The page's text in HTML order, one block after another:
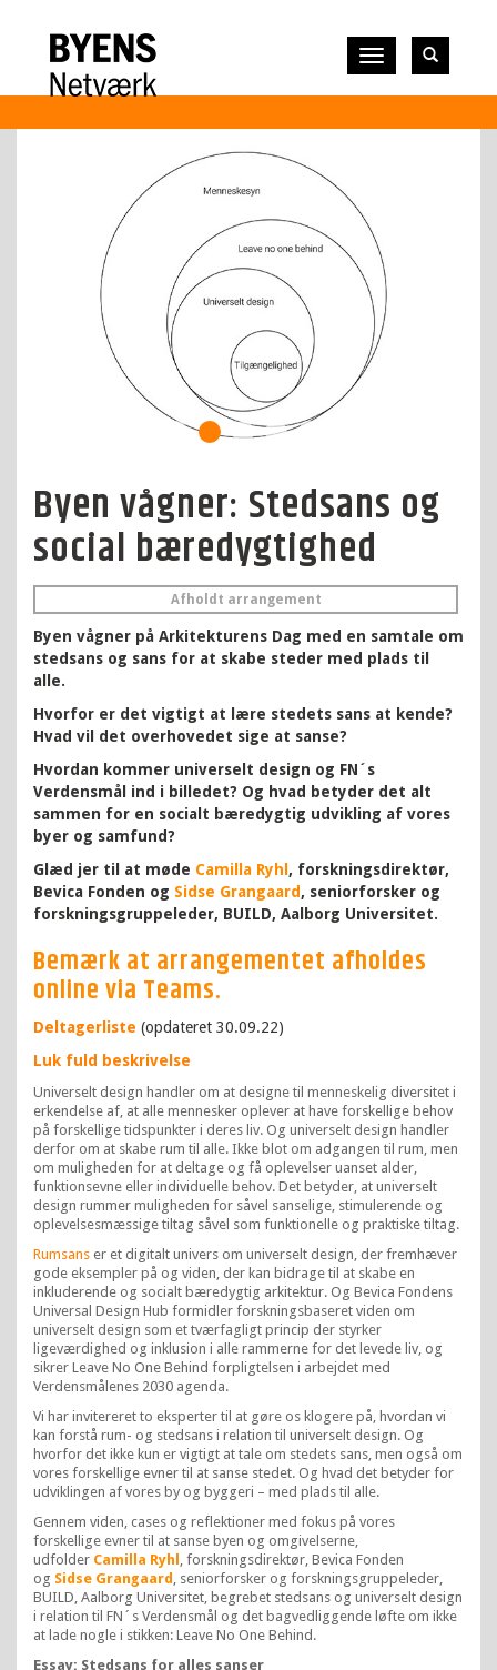
Vis
navigation
Byen vågner: Stedsans og
social bæredygtighed
Afholdt arrangement
Byen vågner på Arkitekturens Dag med en samtale om
stedsans og sans for at skabe steder med plads til
alle.
Hvorfor er det vigtigt at lære stedets sans at kende?
Hvad vil det overhovedet sige at sanse?
Hvordan kommer universelt design og FN´s
Verdensmål ind i billedet? Og hvad betyder det alt
sammen for en socialt bæredygtig udvikling af vores
byer og samfund?
Glæd jer til at møde Camilla Ryhl , forskningsdirektør,
Bevica Fonden og Sidse Grangaard , seniorforsker og
forskningsgruppeleder, BUILD, Aalborg Universitet.
Bemærk at arrangementet afholdes
online via Teams.
Deltagerliste (opdateret 30.09.22)
Luk fuld beskrivelse
Universelt design handler om at designe til menneskelig diversitet i
erkendelse af, at alle mennesker oplever at have forskellige behov
på forskellige tidspunkter i deres liv. Og universelt design handler
derfor om at skabe rum til alle. Ikke blot om adgangen til rum, men
om muligheden for at deltage og få oplevelser uanset alder,
funktionsevne eller individuelle behov. Det betyder, at universelt
design rummer muligheden for såvel sanselige, stimulerende og
oplevelsesmæssige tiltag såvel som funktionelle og praktiske tiltag.
Rumsans er et digitalt univers om universelt design, der fremhæver
gode eksempler på og viden, der kan bidrage til at skabe en
inkluderende og socialt bæredygtig arkitektur. Og Bevica Fondens
Universal Design Hub formidler forskningsbaseret viden om
universelt design som et tværfagligt princip der styrker
ligeværdighed og inklusion i alle rammerne for det levede liv, og
sikrer Leave No One Behind forpligtelsen i arbejdet med
Verdensmålenes 2030 agenda.
Vi har invitereret to eksperter til at gøre os klogere på, hvordan vi
kan forstå rum- og stedsans i relation til universelt design. Og
hvorfor det ikke kun er vigtigt at tale om stedets sans, men også om
vores forskellige evner til at sanse stedet. Og hvad det betyder for
udviklingen af vores by og byggeri – med plads til alle.
Gennem viden, cases og reflektioner med fokus på vores
forskellige evner til at sanse byen og omgivelserne,
udfolder Camilla Ryhl , forskningsdirektør, Bevica Fonden
og Sidse Grangaard , seniorforsker og forskningsgruppeleder,
BUILD, Aalborg Universitet, begrebet stedsans og universelt design
i relation til FN´s Verdensmål og det bagvedliggende løfte om ikke
at lade nogle i stikken: Leave No One Behind.
Essay: Stedsans for alles sanser